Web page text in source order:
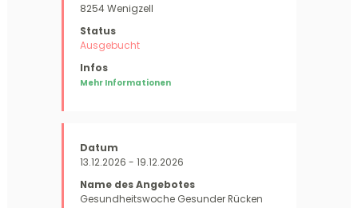
8254 Wenigzell
Ausgebucht
Mehr Informationen
13.12.2026 - 19.12.2026
Gesundheitswoche Gesunder Rücken